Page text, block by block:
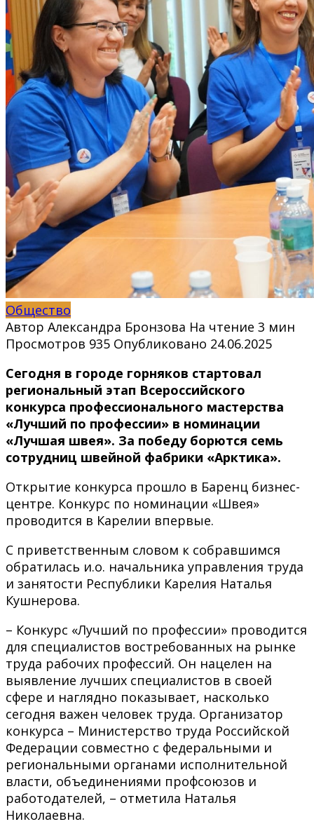
Общество
Автор Александра Бронзова На чтение 3 мин
Просмотров 935 Опубликовано 24.06.2025
Сегодня в городе горняков стартовал
региональный этап Всероссийского
конкурса профессионального мастерства
«Лучший по профессии» в номинации
«Лучшая швея». За победу борются семь
сотрудниц швейной фабрики «Арктика».
Открытие конкурса прошло в Баренц бизнес-
центре. Конкурс по номинации «Швея»
проводится в Карелии впервые.
С приветственным словом к собравшимся
обратилась и.о. начальника управления труда
и занятости Республики Карелия Наталья
Кушнерова.
– Конкурс «Лучший по профессии» проводится
для специалистов востребованных на рынке
труда рабочих профессий. Он нацелен на
выявление лучших специалистов в своей
сфере и наглядно показывает, насколько
сегодня важен человек труда. Организатор
конкурса – Министерство труда Российской
Федерации совместно с федеральными и
региональными органами исполнительной
власти, объединениями профсоюзов и
работодателей, – отметила Наталья
Николаевна.